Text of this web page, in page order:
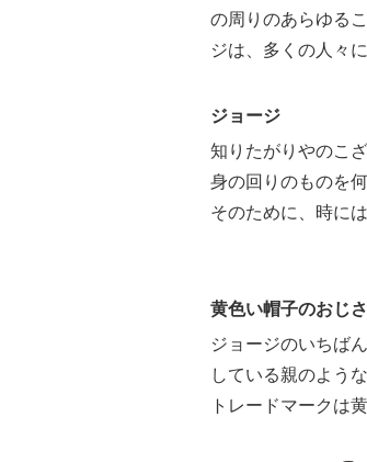
の周りのあらゆる
ジは、多くの人々
ジョージ
知りたがりやのこ
身の回りのものを
そのために、時に
黄色い帽子のおじ
ジョージのいちば
している親のよう
トレードマークは